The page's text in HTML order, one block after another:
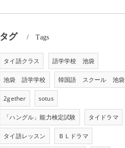
タグ Tags
タイ語クラス 語学学校 池袋
池袋 語学学校 韓国語 スクール 池袋
2gether sotus
「ハングル」能力検定試験 タイドラマ
タイ語レッスン ＢＬドラマ